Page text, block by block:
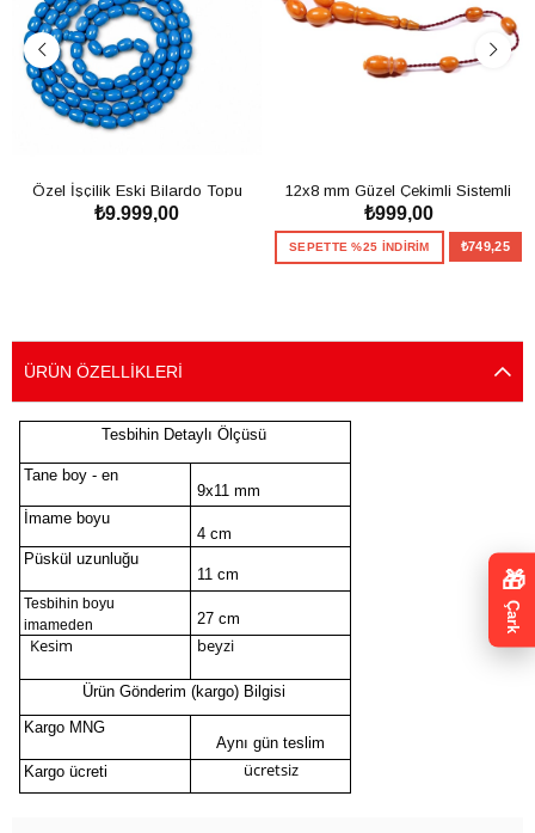
Özel İşçilik Eski Bilardo Topu
99'luk Tesbih
₺9.999,00
12x8 mm Güzel Çekimli Sistemli
Sıkma Kehribar Tesbih
₺999,00
SEPETTE %25 İNDİRİM ₺749,25
ÜRÜN ÖZELLIKLERI
Tesbihin Detaylı Ölçüsü
Tane boy - en
9x11 mm
İmame boyu
4 cm
Püskül uzunluğu
11 cm
Tesbihin boyu
imameden
27 cm
Kesim beyzi
Ürün Gönderim (kargo) Bilgisi
Kargo MNG
Aynı gün teslim
Kargo ücreti
ücretsiz
🎁
Çark